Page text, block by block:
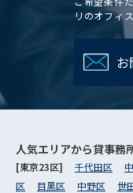
リのオフィ
お
人気エリアから貸事務
[東京23区] 千代田区
区
目黒区 中野区 世